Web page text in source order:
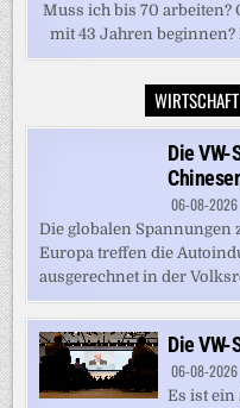
Muss ich bis 70 arbeiten?
mit 43 Jahren beginnen?
WIRTSCHAFT
Die
06-08-2026
Die globalen Spannungen
Europa treffen die
ausgerechnet in der
Die
06-08-2026
Es ist ein